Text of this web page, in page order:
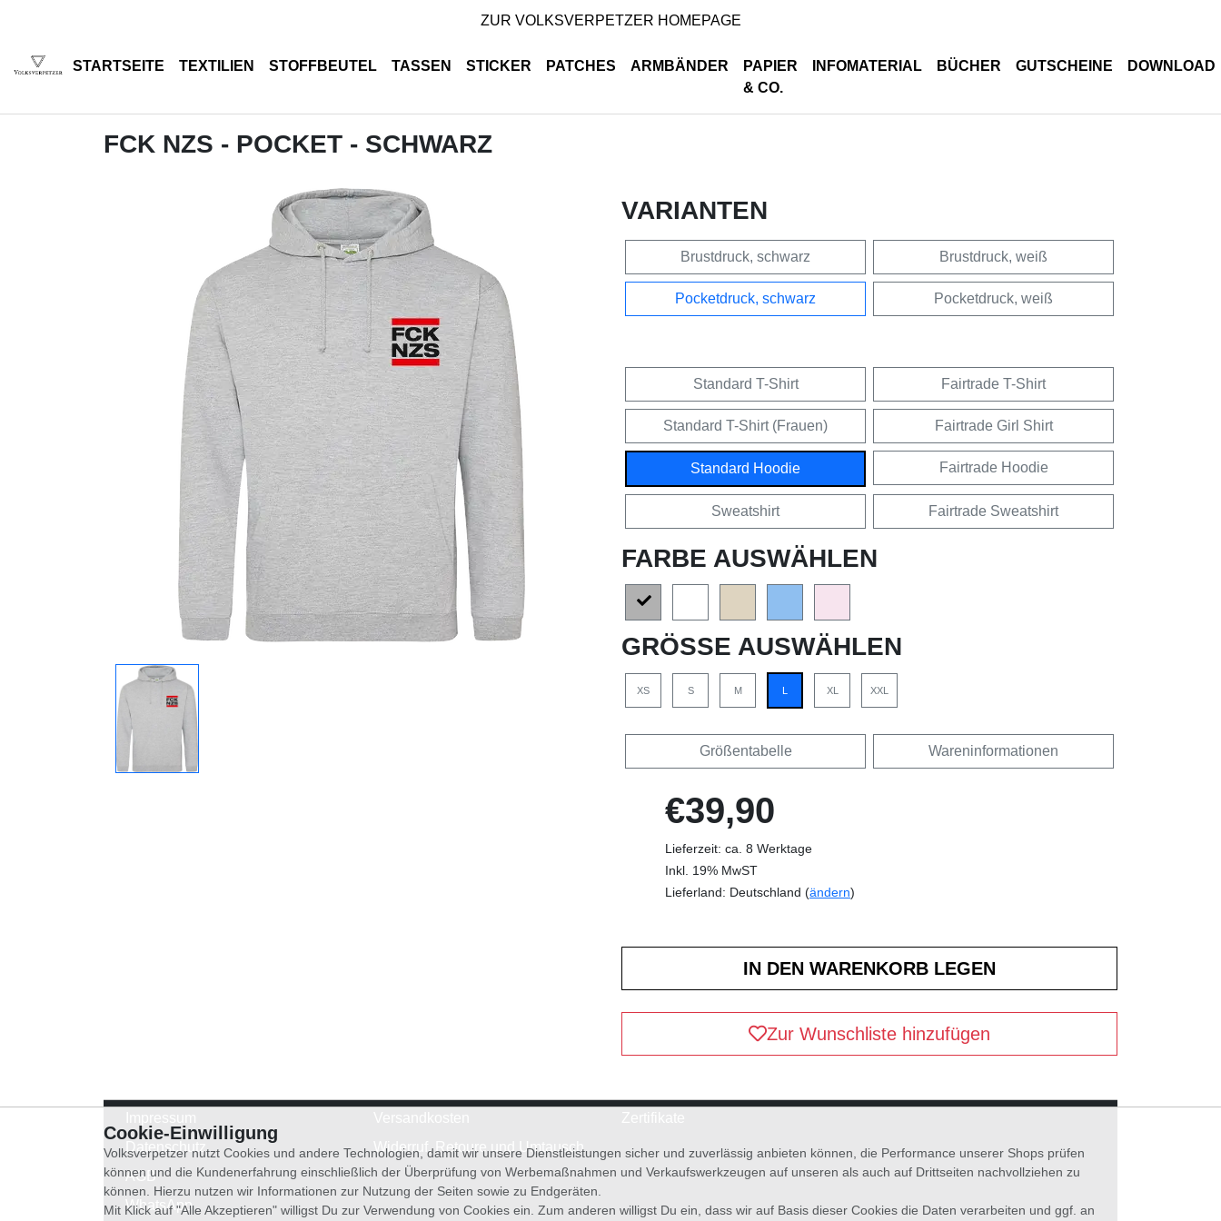
ZUR VOLKSVERPETZER HOMEPAGE
STARTSEITE TEXTILIEN STOFFBEUTEL TASSEN STICKER PATCHES ARMBÄNDER
PAPIER
& CO.
INFOMATERIAL BÜCHER GUTSCHEINE DOWNLOAD
FCK NZS - POCKET - SCHWARZ
VARIANTEN
Brustdruck, schwarz Brustdruck, weiß
Pocketdruck, schwarz Pocketdruck, weiß
Standard T-Shirt Fairtrade T-Shirt
Standard T-Shirt (Frauen) Fairtrade Girl Shirt
Standard Hoodie Fairtrade Hoodie
Sweatshirt Fairtrade Sweatshirt
FARBE AUSWÄHLEN
GRÖSSE AUSWÄHLEN
XS S M L XL XXL
Größentabelle Wareninformationen
€39,90
Lieferzeit: ca. 8 Werktage
Inkl. 19% MwST
Lieferland: Deutschland (ändern)
Zur Wunschliste hinzufügen
Datenschutz
AGB
WhatsApp
Widerruf, Retoure und Umtausch
Cookie-Einwilligung
Volksverpetzer nutzt Cookies und andere Technologien, damit wir unsere Dienstleistungen sicher und zuverlässig anbieten können, die Performance unserer Shops prüfen
können und die Kundenerfahrung einschließlich der Überprüfung von Werbemaßnahmen und Verkaufswerkzeugen auf unseren als auch auf Drittseiten nachvollziehen zu
können. Hierzu nutzen wir Informationen zur Nutzung der Seiten sowie zu Endgeräten.
Mit Klick auf "Alle Akzeptieren" willigst Du zur Verwendung von Cookies ein. Zum anderen willigst Du ein, dass wir auf Basis dieser Cookies die Daten verarbeiten und ggf. an